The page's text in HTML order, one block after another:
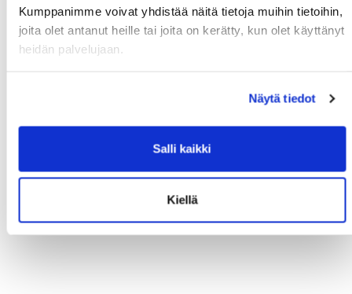
Kumppanimme voivat yhdistää näitä tietoja muihin tietoihin,
joita olet antanut heille tai joita on kerätty, kun olet käyttänyt
heidän palvelujaan.
Näytä tiedot
Salli kaikki
Kiellä